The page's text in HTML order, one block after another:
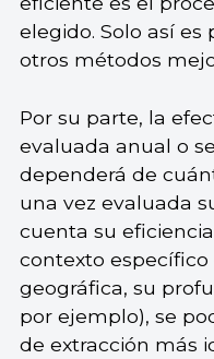
elegido. Solo así es
otros métodos
Por su parte, la
evaluada anual o
dependerá de
una vez evaluada
cuenta su
contexto
geográfica, su
por ejemplo), se
de extracción más